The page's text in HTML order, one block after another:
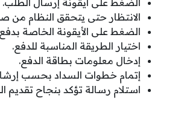
الانتظار حتى يتحقق النظام من
الضغط على الأيقونة الخاصة
اختيار الطريقة المناسبة للدفع.
إدخال معلومات بطاقة الدفع.
إتمام خطوات السداد بحسب
استلام رسالة تؤكد بنجاح تقديم